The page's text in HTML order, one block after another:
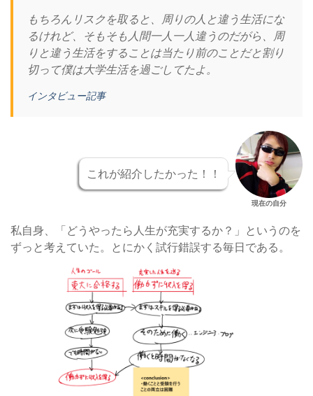
もちろんリスクを取ると、周りの人と違う生活にな
るけれど、そもそも人間一人一人違うのだがら、周
りと違う生活をすることは当たり前のことだと割り
切って僕は大学生活を過ごしてたよ。
インタビュー記事
これが紹介したかった！！
現在の自分
私自身、「どうやったら人生が充実するか？」というのを
ずっと考えていた。とにかく試行錯誤する毎日である。